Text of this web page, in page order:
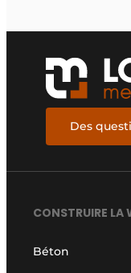
Des
CONSTRUIRE LA
Béton